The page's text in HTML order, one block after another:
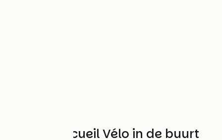
Andere Accueil Vélo in de buurt